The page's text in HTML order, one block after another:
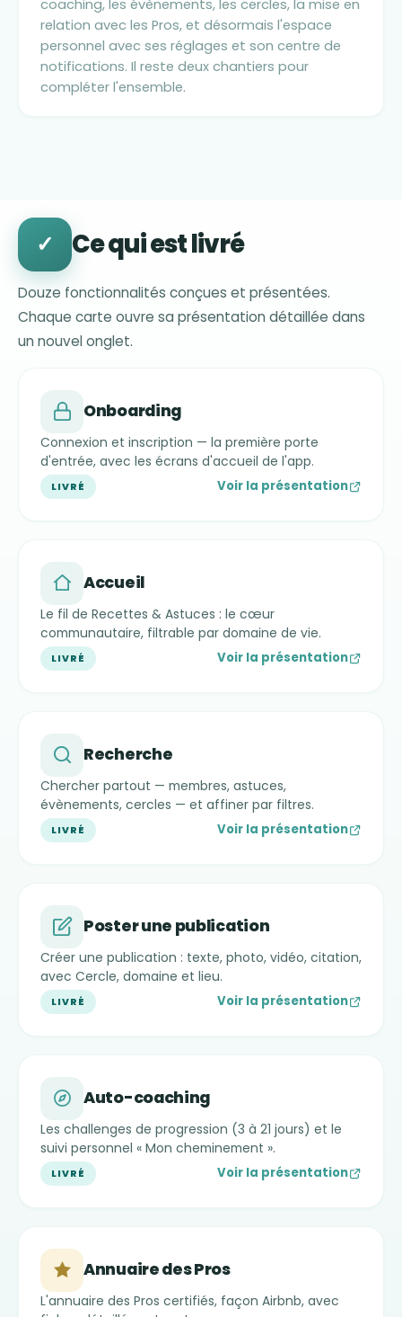
coaching, les évènements, les cercles, la mise en
relation avec les Pros, et désormais l'espace
personnel avec ses réglages et son centre de
notifications. Il reste deux chantiers pour
compléter l'ensemble.
✓ Ce qui est livré
Douze fonctionnalités conçues et présentées.
Chaque carte ouvre sa présentation détaillée dans
un nouvel onglet.
Onboarding
Connexion et inscription — la première porte
d'entrée, avec les écrans d'accueil de l'app.
LIVRÉ Voir la présentation
Accueil
Le fil de Recettes & Astuces : le cœur
communautaire, filtrable par domaine de vie.
LIVRÉ Voir la présentation
Recherche
Chercher partout — membres, astuces,
évènements, cercles — et affiner par filtres.
LIVRÉ Voir la présentation
Poster une publication
Créer une publication : texte, photo, vidéo, citation,
avec Cercle, domaine et lieu.
LIVRÉ Voir la présentation
Auto-coaching
Les challenges de progression (3 à 21 jours) et le
suivi personnel « Mon cheminement ».
LIVRÉ Voir la présentation
Annuaire des Pros
L'annuaire des Pros certifiés, façon Airbnb, avec